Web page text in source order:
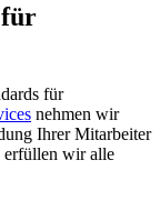
für
für
nehmen wir
Ihrer Mitarbeiter
erfüllen wir alle